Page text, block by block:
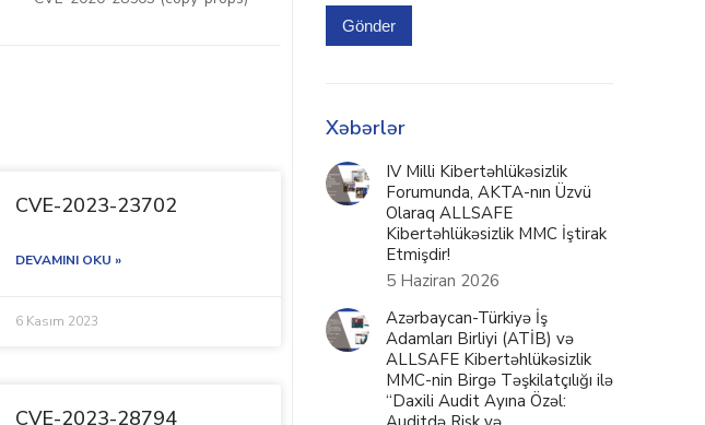
CVE-2023-23702
DEVAMINI OKU »
6 Kasım 2023
CVE-2023-28794
Gönder
Xəbərlər
IV Milli Kibertəhlükəsizlik
Forumunda, AKTA-nın Üzvü
Olaraq ALLSAFE
Kibertəhlükəsizlik MMC İştirak
Etmişdir!
5 Haziran 2026
Azərbaycan-Türkiyə İş
Adamları Birliyi (ATİB) və
ALLSAFE Kibertəhlükəsizlik
MMC-nin Birgə Təşkilatçılığı ilə
“Daxili Audit Ayına Özəl: